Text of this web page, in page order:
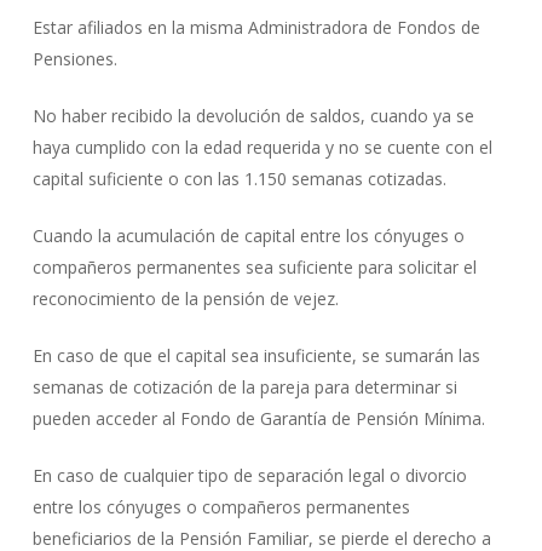
Estar afiliados en la misma Administradora de Fondos de
Pensiones.
No haber recibido la devolución de saldos, cuando ya se
haya cumplido con la edad requerida y no se cuente con el
capital suficiente o con las 1.150 semanas cotizadas.
Cuando la acumulación de capital entre los cónyuges o
compañeros permanentes sea suficiente para solicitar el
reconocimiento de la pensión de vejez.
En caso de que el capital sea insuficiente, se sumarán las
semanas de cotización de la pareja para determinar si
pueden acceder al Fondo de Garantía de Pensión Mínima.
En caso de cualquier tipo de separación legal o divorcio
entre los cónyuges o compañeros permanentes
beneficiarios de la Pensión Familiar, se pierde el derecho a